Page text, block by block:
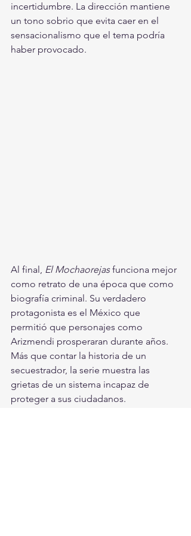
incertidumbre. La dirección mantiene
un tono sobrio que evita caer en el
sensacionalismo que el tema podría
haber provocado.
Al final, El Mochaorejas funciona mejor
como retrato de una época que como
biografía criminal. Su verdadero
protagonista es el México que
permitió que personajes como
Arizmendi prosperaran durante años.
Más que contar la historia de un
secuestrador, la serie muestra las
grietas de un sistema incapaz de
proteger a sus ciudadanos.